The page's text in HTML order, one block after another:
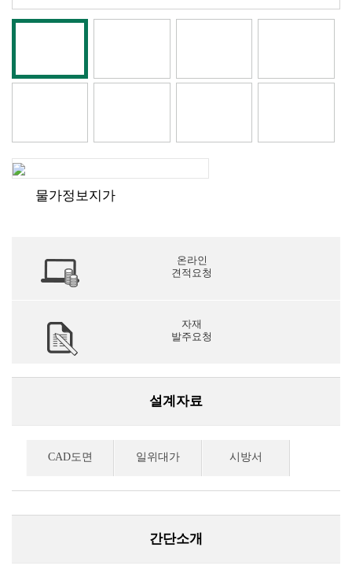
물가정보지가
온라인
견적요청
자재
발주요청
설계자료
CAD도면 일위대가 시방서
간단소개